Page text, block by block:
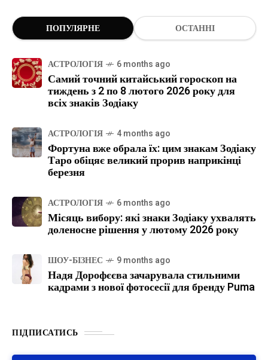
ПОПУЛЯРНЕ ОСТАННІ
АСТРОЛОГІЯ 6 months ago
Самий точний китайський гороскоп на
тиждень з 2 по 8 лютого 2026 року для
всіх знаків Зодіаку
АСТРОЛОГІЯ 4 months ago
Фортуна вже обрала їх: цим знакам Зодіаку
Таро обіцяє великий прорив наприкінці
березня
АСТРОЛОГІЯ 6 months ago
Місяць вибору: які знаки Зодіаку ухвалять
доленосне рішення у лютому 2026 року
ШОУ-БІЗНЕС 9 months ago
Надя Дорофєєва зачарувала стильними
кадрами з нової фотосесії для бренду Puma
ПІДПИСАТИСЬ